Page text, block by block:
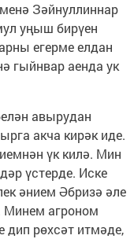
Зәйнуллиннар
уңыш бирүен
егерме елдан
гыйнвар аенда ук
авырудан
акча кирәк иде.
үк килә. Мин
үстерде. Иске
әнием Әбризә әле
Минем агроном
дип рөхсәт итмәде,